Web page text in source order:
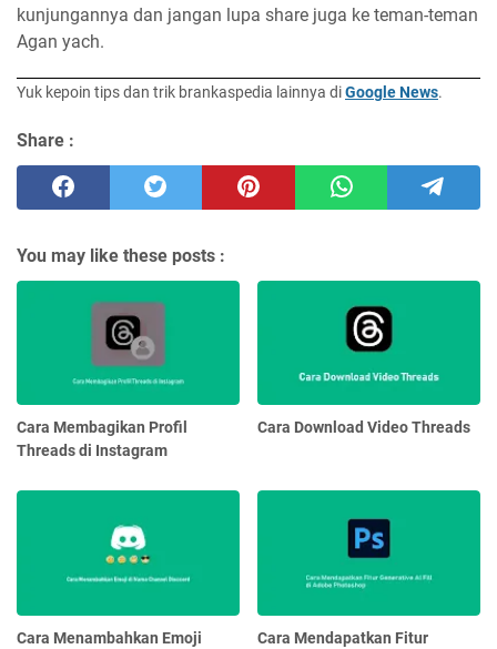
kunjungannya dan jangan lupa share juga ke teman-teman
Agan yach.
Yuk kepoin tips dan trik brankaspedia lainnya diGoogle News.
Share :
You may like these posts :
Cara Membagikan Profil
Threads di Instagram
Cara Download Video Threads
Cara Menambahkan Emoji
Cara Mendapatkan Fitur